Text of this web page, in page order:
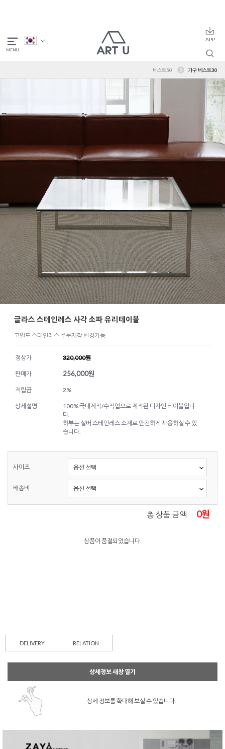
베스트50 가구 베스트30
글라스 스테인레스 사각 소파 유리테이블
고밀도 스테인레스 주문제작 변경가능
정상가 320,000원
판매가 256,000원
적립금 2%
상세설명
100% 국내제작/수작업으로 제작된 디자인 테이블입니
다.
하부는 실버 스테인레스 소재로 안전하게 사용하실 수 있
습니다.
사이즈
배송비
총 상품 금액 0원
상품이 품절되었습니다.
DELIVERY RELATION
상세정보 새창 열기
상세 정보를 확대해 보실 수 있습니다.